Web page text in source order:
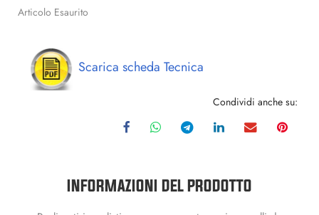
Articolo Esaurito
Scarica scheda Tecnica
Condividi anche su:
INFORMAZIONI DEL PRODOTTO